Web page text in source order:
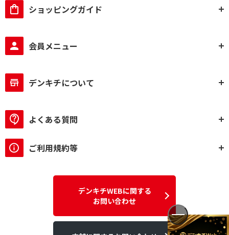
ショッピングガイド
会員メニュー
デンキチについて
よくある質問
ご利用規約等
デンキチWEBに関する
お問い合わせ